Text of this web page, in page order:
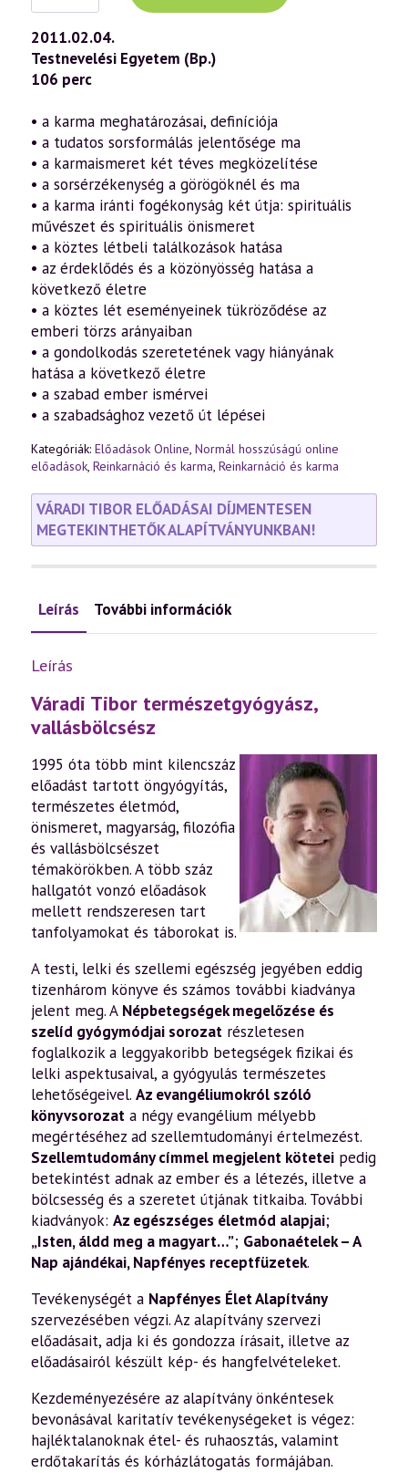
(568)
—
Karma
és
szabadság
(2011.02.04.)
2011.02.04.
Testnevelési Egyetem (Bp.)
106 perc
• a karma meghatározásai, definíciója
• a tudatos sorsformálás jelentősége ma
• a karmaismeret két téves megközelítése
• a sorsérzékenység a görögöknél és ma
• a karma iránti fogékonyság két útja: spirituális
művészet és spirituális önismeret
• a köztes létbeli találkozások hatása
• az érdeklődés és a közönyösség hatása a
következő életre
• a köztes lét eseményeinek tükröződése az
emberi törzs arányaiban
• a gondolkodás szeretetének vagy hiányának
hatása a következő életre
• a szabad ember ismérvei
• a szabadsághoz vezető út lépései
Kategóriák: Előadások Online, Normál hosszúságú online
előadások, Reinkarnáció és karma, Reinkarnáció és karma
VÁRADI TIBOR ELŐADÁSAI DÍJMENTESEN
MEGTEKINTHETŐK ALAPÍTVÁNYUNKBAN!
Leírás További információk
Leírás
Váradi Tibor természetgyógyász,
vallásbölcsész
1995 óta több mint kilencszáz
előadást tartott öngyógyítás,
természetes életmód,
önismeret, magyarság, filozófia
és vallásbölcsészet
témakörökben. A több száz
hallgatót vonzó előadások
mellett rendszeresen tart
tanfolyamokat és táborokat is.
A testi, lelki és szellemi egészség jegyében eddig
tizenhárom könyve és számos további kiadványa
jelent meg. A Népbetegségek megelőzése és
szelíd gyógymódjai sorozat részletesen
foglalkozik a leggyakoribb betegségek fizikai és
lelki aspektusaival, a gyógyulás természetes
lehetőségeivel. Az evangéliumokról szóló
könyvsorozat a négy evangélium mélyebb
megértéséhez ad szellemtudományi értelmezést.
Szellemtudomány címmel megjelent kötetei pedig
betekintést adnak az ember és a létezés, illetve a
bölcsesség és a szeretet útjának titkaiba. További
kiadványok: Az egészséges életmód alapjai;
„Isten, áldd meg a magyart…”; Gabonaételek – A
Nap ajándékai,Napfényes receptfüzetek.
Tevékenységét a Napfényes Élet Alapítvány
szervezésében végzi. Az alapítvány szervezi
előadásait, adja ki és gondozza írásait, illetve az
előadásairól készült kép- és hangfelvételeket.
Kezdeményezésére az alapítvány önkéntesek
bevonásával karitatív tevékenységeket is végez:
hajléktalanoknak étel- és ruhaosztás, valamint
erdőtakarítás és kórházlátogatás formájában.